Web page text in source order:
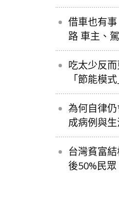
借車也有
路 車主、
吃太少反
「節能模
為何自律
成病例與
台灣貧富
後50%民